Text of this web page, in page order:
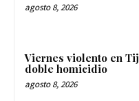
agosto 8, 2026
Viernes violento en
doble homicidio
agosto 8, 2026